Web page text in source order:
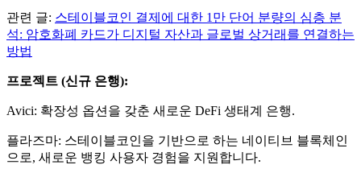
관련 글: 스테이블코인 결제에 대한 1만 단어 분량의 심층 분
석: 암호화폐 카드가 디지털 자산과 글로벌 상거래를 연결하는
방법
프로젝트 (신규 은행):
Avici: 확장성 옵션을 갖춘 새로운 DeFi 생태계 은행.
플라즈마: 스테이블코인을 기반으로 하는 네이티브 블록체인
으로, 새로운 뱅킹 사용자 경험을 지원합니다.